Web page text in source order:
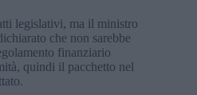
legislativi, ma il ministro
che non sarebbe
finanziario
quindi il pacchetto nel